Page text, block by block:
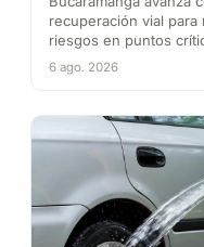
recuperación vial
riesgos en puntos
6 ago. 2026